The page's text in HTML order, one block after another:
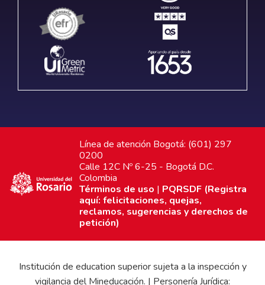
Línea de atención Bogotá: (601) 297
0200
Calle 12C Nº 6-25 - Bogotá D.C.
Colombia
Términos de uso | PQRSDF (Registra
aquí: felicitaciones, quejas,
reclamos, sugerencias y derechos de
petición)
Institución de education superior sujeta a la inspección y
vigilancia del Mineducación. | Personería Jurídica: